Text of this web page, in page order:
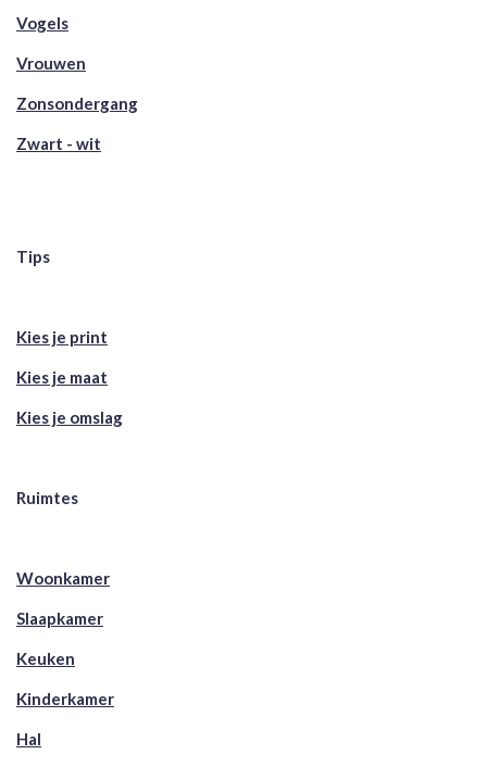
Vogels
Vrouwen
Zonsondergang
Zwart - wit
Tips
Kies je print
Kies je maat
Kies je omslag
Ruimtes
Woonkamer
Slaapkamer
Keuken
Kinderkamer
Hal